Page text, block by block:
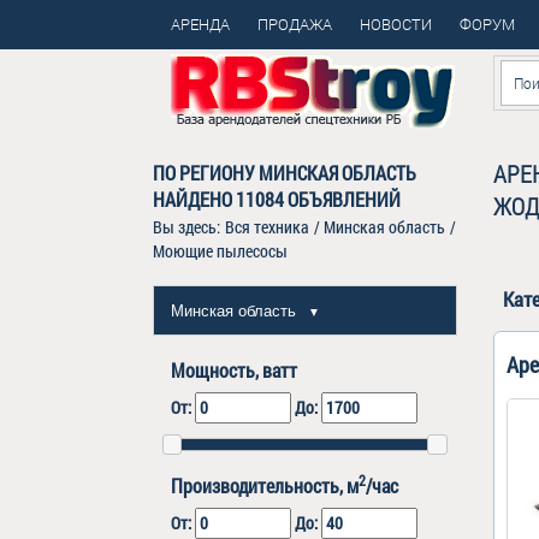
АРЕНДА ПРОДАЖА НОВОСТИ ФОРУМ
ПО РЕГИОНУ МИНСКАЯ ОБЛАСТЬ
НАЙДЕНО11084ОБЪЯВЛЕНИЙ
Вы здесь: Вся техника / Минская область /
Моющие пылесосы
Минская область ▼
Мощность, ватт
От: До:
Производительность, м2/час
От: До: